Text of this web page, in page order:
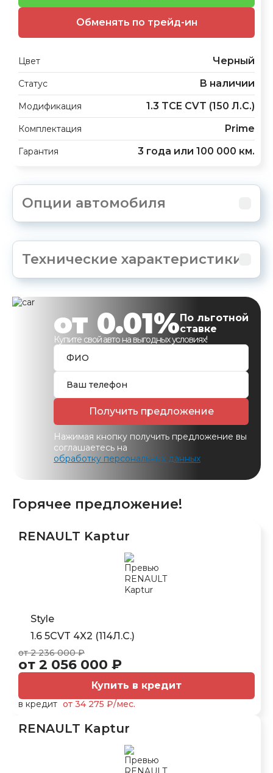
Обменять по трейд-ин
Цвет Черный
Статус В наличии
Модификация 1.3 TCE CVT (150 Л.С.)
Комплектация Prime
Гарантия 3 года или 100 000 км.
Опции автомобиля
Технические характеристики
от 0.01%По льготной
ставке
Купите свой авто на выгодных условиях!
Получить предложение
Нажимая кнопку получить предложение вы
соглашаетесь на
обработку персональных данных
Горячее предложение!
RENAULT Kaptur
Style
1.6 5CVT 4X2 (114Л.С.)
от 2 236 000 ₽
от 2 056 000 ₽
Купить в кредит
в кредит от 34 275 ₽/мес.
RENAULT Kaptur